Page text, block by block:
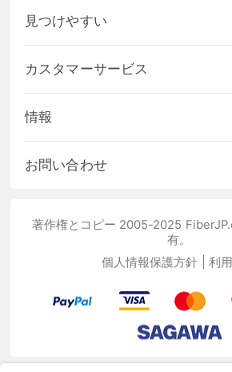
見つけやすい
カスタマーサービス
情報
お問い合わせ
著作権とコピー 2005-2025
有。
個人情報保護方針
利